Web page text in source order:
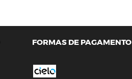
FORMAS DE PAGAMENTO